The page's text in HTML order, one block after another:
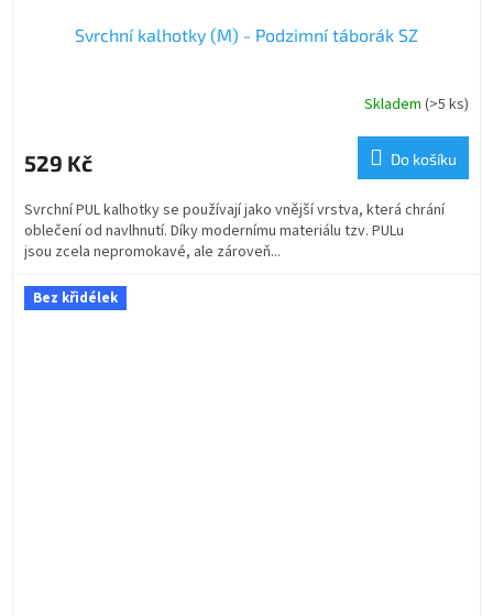
Svrchní kalhotky (M) - Podzimní táborák SZ
Skladem (>5 ks)
529 Kč Do košíku
Svrchní PUL kalhotky se používají jako vnější vrstva, která chrání
oblečení od navlhnutí. Díky modernímu materiálu tzv. PULu
jsou zcela nepromokavé, ale zároveň...
Bez křidélek